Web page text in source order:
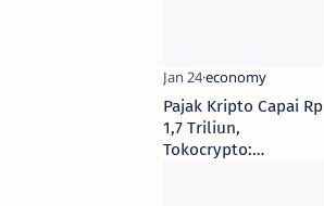
Pajak Kripto Capai Rp
1,7 Triliun,
Tokocrypto: